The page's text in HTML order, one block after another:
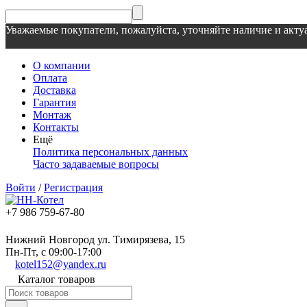
Уважаемые покупатели, пожалуйста, уточняйте наличие и
О компании
Оплата
Доставка
Гарантия
Монтаж
Контакты
Ещё
Политика персональных данных
Часто задаваемые вопросы
Войти /Регистрация
+7 986 759-67-80
Нижний Новгород ул. Тимирязева, 15
Пн-Пт, с 09:00-17:00
kotel152@yandex.ru
Каталог товаров